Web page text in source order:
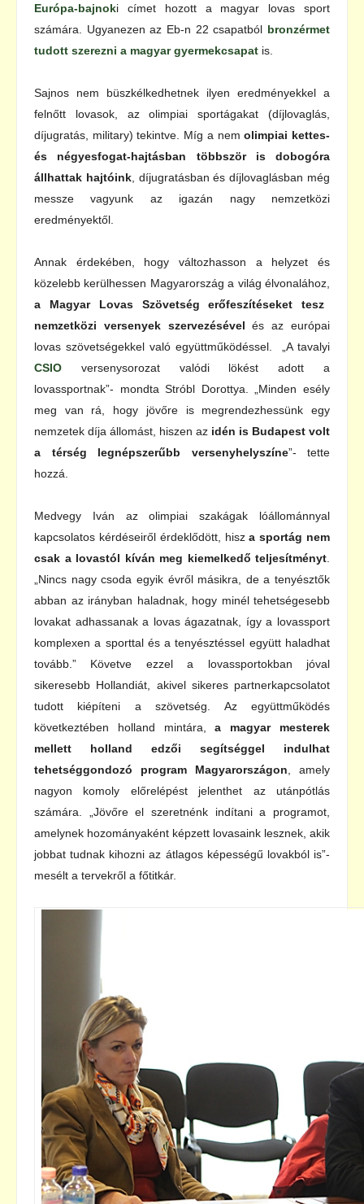
Európa-bajnoki címet hozott a magyar lovas sport
számára. Ugyanezen az Eb-n 22 csapatból bronzérmet
tudott szerezni a magyar gyermekcsapat is.
Sajnos nem büszkélkedhetnek ilyen eredményekkel a
felnőtt lovasok, az olimpiai sportágakat (díjlovaglás,
díjugratás, military) tekintve. Míg a nemolimpiai kettes-
és négyesfogat-hajtásban többször is dobogóra
állhattak hajtóink, díjugratásban és díjlovaglásban még
messze vagyunk az igazán nagy nemzetközi
eredményektől.
Annak érdekében, hogy változhasson a helyzet és
közelebb kerülhessen Magyarország a világ élvonalához,
a Magyar Lovas Szövetség erőfeszítéseket tesz
nemzetközi versenyek szervezésévelés az európai
lovas szövetségekkel való együttműködéssel. „A tavalyi
CSIO versenysorozat valódi lökést adott a
lovassportnak”- mondta Stróbl Dorottya. „Minden esély
meg van rá, hogy jövőre is megrendezhessünk egy
nemzetek díja állomást, hiszen az idén is Budapest volt
a térség legnépszerűbb versenyhelyszíne”- tette
hozzá.
Medvegy Iván az olimpiai szakágak lóállománnyal
kapcsolatos kérdéseiről érdeklődött, hisza sportág nem
csak a lovastól kíván meg kiemelkedő teljesítményt
„Nincs nagy csoda egyik évről másikra, de a tenyésztők
abban az irányban haladnak, hogy minél tehetségesebb
lovakat adhassanak a lovas ágazatnak, így a lovassport
komplexen a sporttal és a tenyésztéssel együtt haladhat
tovább.” Követve ezzel a lovassportokban jóval
sikeresebb Hollandiát, akivel sikeres partnerkapcsolatot
tudott kiépíteni a szövetség. Az együttműködés
következtében holland mintára,
a magyar mesterek
mellett holland edzői segítséggel indulhat
tehetséggondozó program Magyarországon , amely
nagyon komoly előrelépést jelenthet az utánpótlás
számára. „Jövőre el szeretnénk indítani a programot,
amelynek hozományaként képzett lovasaink lesznek, akik
jobbat tudnak kihozni az átlagos képességű lovakból is”-
mesélt a tervekről a főtitkár.